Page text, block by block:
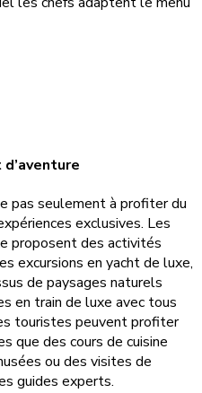
pas seulement à profiter du
exclusives. Les
proposent des activités
excursions en yacht de luxe,
de paysages naturels
en train de luxe avec tous
touristes peuvent profiter
que des cours de cuisine
ou des visites de
guides experts.